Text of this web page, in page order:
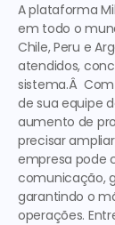
A plataforma
em todo o
Chile, Peru e
atendidos,
sistema.Â
de sua equipe
aumento de
precisar
empresa pode
comunicação,
garantindo o
operações.